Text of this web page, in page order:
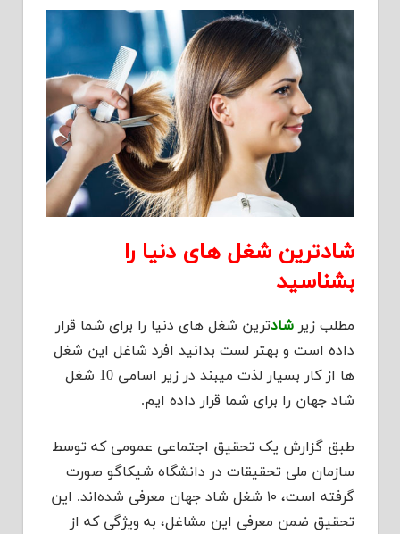
شادترین شغل های دنیا را
بشناسید
مطلب زیر شادترین شغل های دنیا را برای شما قرار
داده است و بهتر لست بدانید افرد شاغل این شغل
ها از کار بسیار لذت میبند در زیر اسامی 10 شغل
شاد جهان را برای شما قرار داده ایم.
طبق گزارش یک تحقیق اجتماعی عمومی که توسط
سازمان ملی تحقیقات در دانشگاه شیکاگو صورت
گرفته است، ۱۰ شغل شاد جهان معرفی شده‌اند. این
تحقیق ضمن معرفی این مشاغل، به ویژگی که از